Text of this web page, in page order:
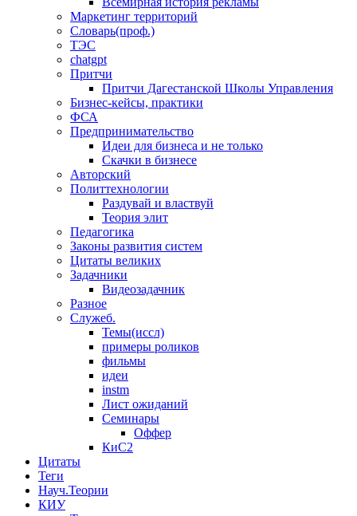
Маркетинг территорий
Словарь(проф.)
ТЭС
chatgpt
Притчи
Притчи Дагестанской Школы Управления
Бизнес-кейсы, практики
ФСА
Предпринимательство
Идеи для бизнеса и не только
Скачки в бизнесе
Авторский
Политтехнологии
Раздувай и властвуй
Теория элит
​Педагогика
Законы развития систем
Цитаты великих
Задачники
Видеозадачник
Разное
Служеб.
Темы(иссл)
примеры роликов
фильмы
идеи
instm
Лист ожиданий
Семинары
Оффер
КиС2
Цитаты
Теги
Науч.Теории
КИУ